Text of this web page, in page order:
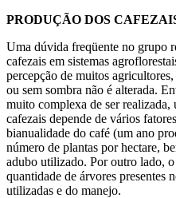
PRODUÇÃO DOS
Uma dúvida freqüente no grupo
cafezais em sistemas
percepção de muitos
ou sem sombra não é alterada.
muito complexa de ser
cafezais depende de vários
bianualidade do café (um ano
número de plantas por hectare,
adubo utilizado. Por outro lado,
quantidade de árvores presentes
utilizadas e do manejo.